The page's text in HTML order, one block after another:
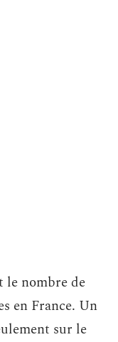
le nombre de
en France. Un
sur le